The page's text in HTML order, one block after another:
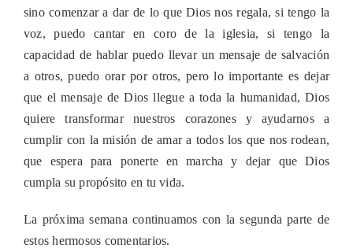
sino comenzar a dar de lo que Dios nos regala, si tengo la
voz, puedo cantar en coro de la iglesia, si tengo la
capacidad de hablar puedo llevar un mensaje de salvación
a otros, puedo orar por otros, pero lo importante es dejar
que el mensaje de Dios llegue a toda la humanidad, Dios
quiere transformar nuestros corazones y ayudarnos a
cumplir con la misión de amar a todos los que nos rodean,
que espera para ponerte en marcha y dejar que Dios
cumpla su propósito en tu vida.
La próxima semana continuamos con la segunda parte de
estos hermosos comentarios.